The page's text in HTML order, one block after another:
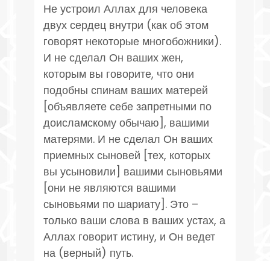
Не устроил Аллах для человека
двух сердец внутри (как об этом
говорят некоторые многобожники).
И не сделал Он ваших жен,
которым вы говорите, что они
подобны спинам ваших матерей
[объявляете себе запретными по
доисламскому обычаю], вашими
матерями. И не сделал Он ваших
приемных сыновей [тех, которых
вы усыновили] вашими сыновьями
[они не являются вашими
сыновьями по шариату]. Это –
только ваши слова в ваших устах, а
Аллах говорит истину, и Он ведет
на (верный) путь.